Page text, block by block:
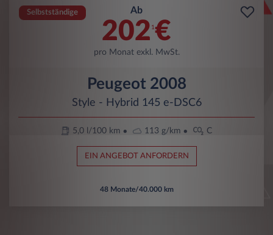
Selbstständige Ab
202 1€
pro Monat exkl. MwSt.
Peugeot 2008
Style - Hybrid 145 e-DSC6
5,0 l/100 km 113 g/km C
EIN ANGEBOT ANFORDERN
48 Monate/40.000 km